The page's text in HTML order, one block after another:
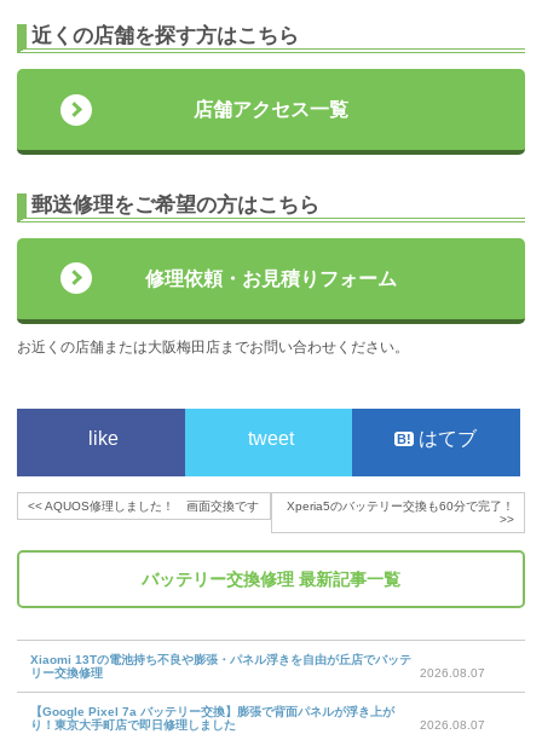
近くの店舗を探す方はこちら
店舗アクセス一覧
郵送修理をご希望の方はこちら
修理依頼・お見積りフォーム
お近くの店舗または大阪梅田店までお問い合わせください。
like tweet はてブ
<<AQUOS修理しました！ 画面交換です
Xperia5のバッテリー交換も60分で完了！
>>
バッテリー交換修理 最新記事一覧
Xiaomi 13Tの電池持ち不良や膨張・パネル浮きを自由が丘店でバッテ
リー交換修理
2026.08.07
【Google Pixel 7a バッテリー交換】膨張で背面パネルが浮き上が
り！東京大手町店で即日修理しました
2026.08.07